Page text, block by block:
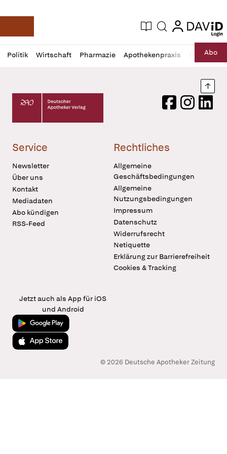
Deutsche Apotheker Zeitung
Aktuelle Ausgabe
Suche login
login
Politik Wirtschaft Pharmazie Apothekenpraxis RechtAbo
Profil
öffnen
Daz
Pur
Deutscher Apotheker Verlag Logo
FacebookInstagram
Service
Newsletter
Über uns
Kontakt
Mediadaten
Abo kündigen
RSS-Feed
Rechtliches
Allgemeine
Geschäftsbedingungen
Allgemeine
Nutzungsbedingungen
Impressum
Datenschutz
Widerrufsrecht
Netiquette
Erklärung zur Barrierefreiheit
Cookies & Tracking
Jetzt auch als App für iOS
und Android
Jetzt bei Google Play
Laden im App Store
© 2026 Deutsche Apotheker Zeitung